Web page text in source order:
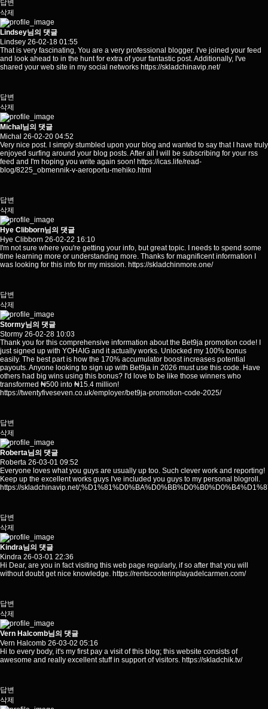
답변
삭제
Lindsey님의 댓글
Lindsey 26-02-18 01:55
That is very fascinating, You are a very professional blogger. I've joined your feed
and look ahead to in the hunt for extra of your fantastic post. Additionally, I've
shared your web site in my social networks https://skladchinavip.net/
답변
삭제
Michal님의 댓글
Michal 26-02-20 04:52
Very nice post. I simply stumbled upon your blog and wanted to say that I have truly
enjoyed surfing around your blog posts. After all I will be subscribing for your rss
feed and I'm hoping you write again soon! https://icas.life/read-
blog/8225_obmennik-v-aeroportu-mehiko.html
답변
삭제
Hye Clibborn님의 댓글
Hye Clibborn 26-02-22 16:10
I'm not sure where you're getting your info, but great topic. I needs to spend some
time learning more or understanding more. Thanks for magnificent information I
was looking for this info for my mission. https://skladchinmore.one/
답변
삭제
Stormy님의 댓글
Stormy 26-02-28 10:03
Thank you for this comprehensive information about the Bet9ja promotion code! I
just signed up with YOHAIG and it actually works. Unlocked my 100% bonus
easily. The best part is how the 170% accumulator boost increases potential
payouts. Anyone looking to sign up with Bet9ja in 2026 must use this code. Have
others had big wins using this bonus? I'd love to be like those winners who
transformed ₦500 into ₦15.4 million!
https://twentyfiveseven.co.uk/employer/bet9ja-promotion-code-2025/
답변
삭제
Roberta님의 댓글
Roberta 26-03-01 09:52
Everyone loves what you guys are usually up too. Such clever work and reporting!
Keep up the excellent works guys I've included you guys to my personal blogroll.
https://skladchinavip.net/
답변
삭제
Kindra님의 댓글
Kindra 26-03-01 22:36
Hi Dear, are you in fact visiting this web page regularly, if so after that you will
without doubt get nice knowledge. https://rentscooterinplayadelcarmen.com/
답변
삭제
Vern Halcomb님의 댓글
Vern Halcomb 26-03-02 05:16
Hi to every body, it's my first pay a visit of this blog; this website consists of
awesome and really excellent stuff in support of visitors. https://skladchik.tv/
답변
삭제